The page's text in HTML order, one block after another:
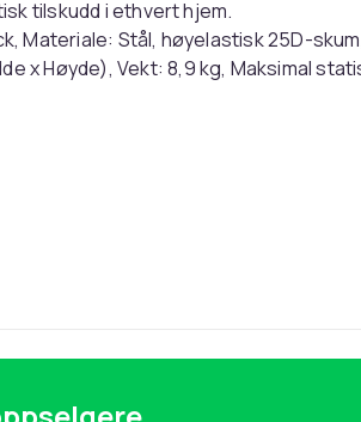
tilskudd i ethvert hjem.
Materiale: Stål, høyelastisk 25D-
x Høyde), Vekt: 8,9 kg, Maksimal